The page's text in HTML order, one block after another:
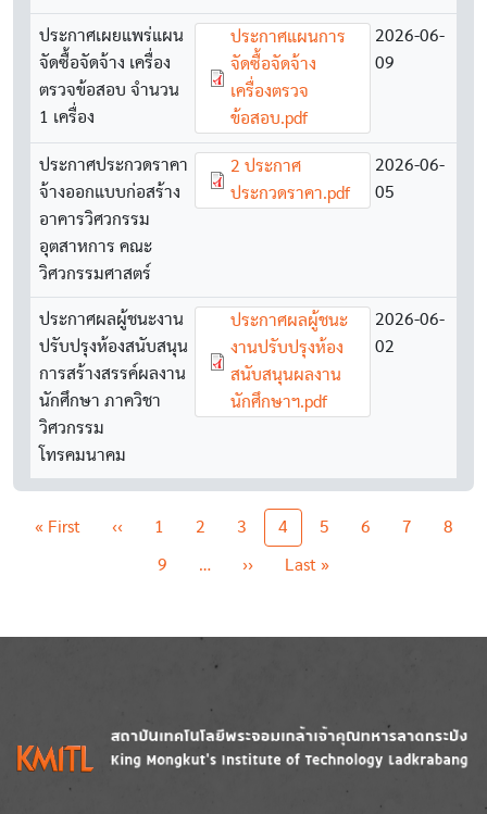
ประกาศเผยแพร่แผน
จัดซื้อจัดจ้าง เครื่อง
ตรวจข้อสอบ จำนวน
1 เครื่อง
Document
ประกาศแผนการ
จัดซื้อจัดจ้าง
เครื่องตรวจ
ข้อสอบ.pdf
2026-06-
09
ประกาศประกวดราคา
จ้างออกแบบก่อสร้าง
อาคารวิศวกรรม
อุตสาหการ คณะ
วิศวกรรมศาสตร์
Document
2 ประกาศ
ประกวดราคา.pdf
2026-06-
05
ประกาศผลผู้ชนะงาน
ปรับปรุงห้องสนับสนุน
การสร้างสรรค์ผลงาน
นักศึกษา ภาควิชา
วิศวกรรม
โทรคมนาคม
Document
ประกาศผลผู้ชนะ
งานปรับปรุงห้อง
สนับสนุนผลงาน
นักศึกษาฯ.pdf
2026-06-
02
Pagination
« FirstFirst page
‹‹Previous page
1 2 3 4 5 6 7 8
9 … ››Next page
Last »Last page
Image